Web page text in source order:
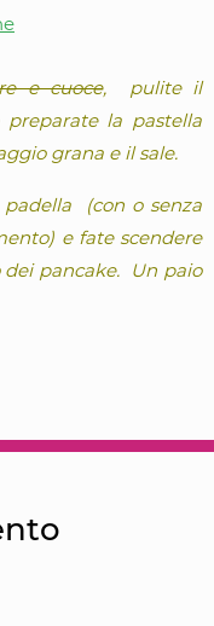
e cuoce, pulite il
la pastella
grana e il sale.
(con o senza
e fate scendere
dei pancake. Un paio